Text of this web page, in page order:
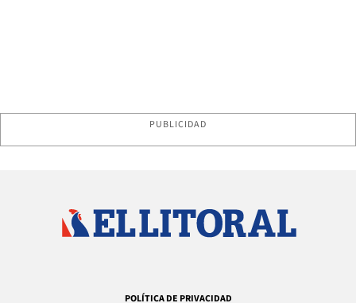
PUBLICIDAD
POLÍTICA DE PRIVACIDAD